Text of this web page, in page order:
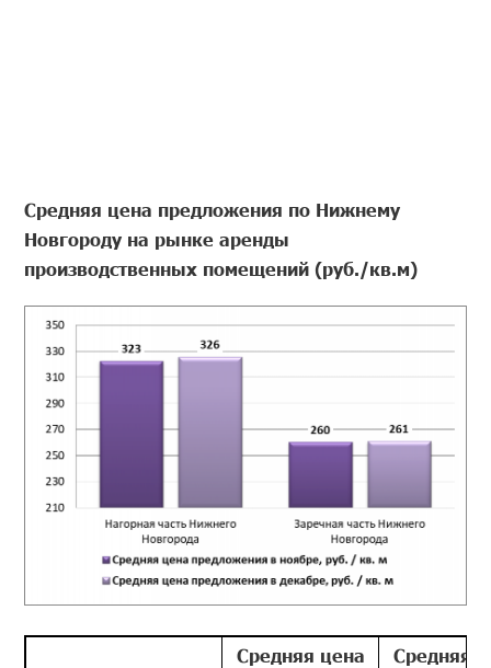
Средняя цена предложения по Нижнему
Новгороду на рынке аренды
производственных помещений (руб./кв.м)
Средняя цена
Средняя